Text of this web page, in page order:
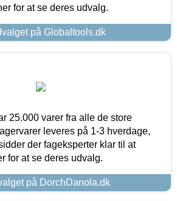
for at se deres udvalg.
på Globaltools.dk
25.000 varer fra alle de store
leveres på 1-3 hverdage,
der fageksperter klar til at
for at se deres udvalg.
på DorchDanola.dk